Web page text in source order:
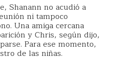
Shanann no acudió a
ni tampoco
Una amiga cercana
y Chris, según dijo,
Para ese momento,
de las niñas.